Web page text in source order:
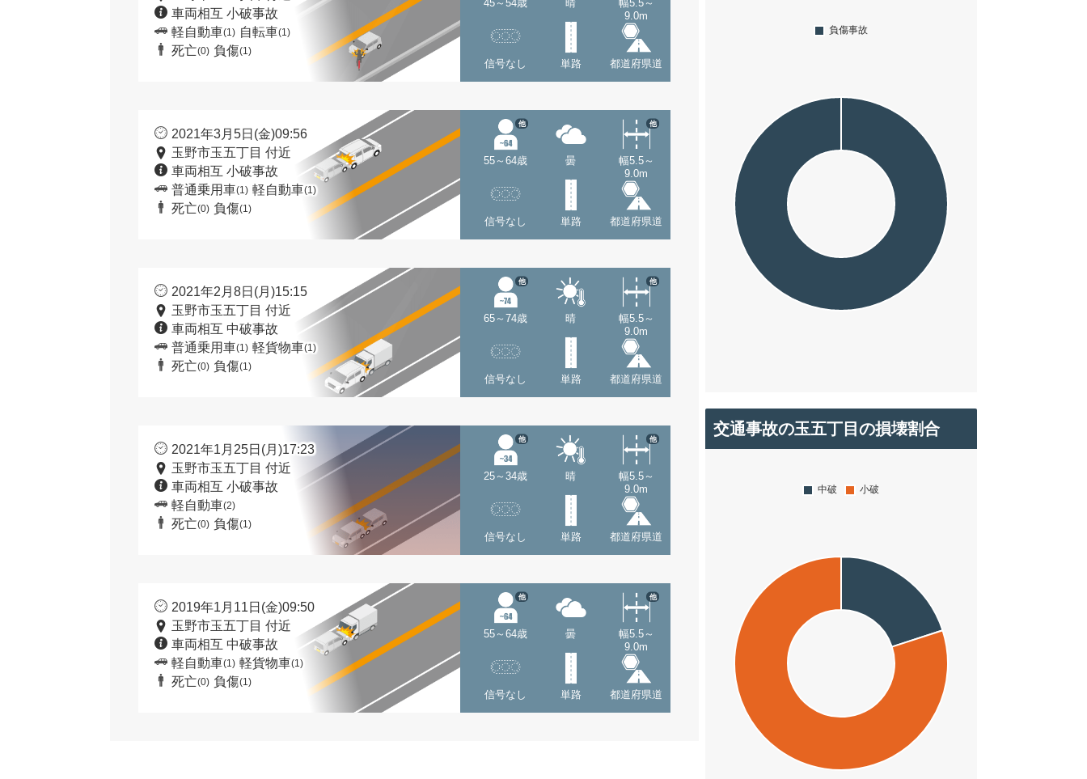
車両相互 小破事故
軽自動車(1) 自転車(1)
死亡(0) 負傷(1)
45～54歳 晴
幅5.5～
9.0m
信号なし 単路 都道府県道
2021年3月5日(金)09:56
玉野市玉五丁目 付近
車両相互 小破事故
普通乗用車(1) 軽自動車(1)
死亡(0) 負傷(1)
55～64歳
他
曇
幅5.5～
9.0m
他
信号なし 単路 都道府県道
2021年2月8日(月)15:15
玉野市玉五丁目 付近
車両相互 中破事故
普通乗用車(1) 軽貨物車(1)
死亡(0) 負傷(1)
65～74歳
他
晴
幅5.5～
9.0m
他
信号なし 単路 都道府県道
2021年1月25日(月)17:23
玉野市玉五丁目 付近
車両相互 小破事故
軽自動車(2)
死亡(0) 負傷(1)
25～34歳
他
晴
幅5.5～
9.0m
他
信号なし 単路 都道府県道
2019年1月11日(金)09:50
玉野市玉五丁目 付近
車両相互 中破事故
軽自動車(1) 軽貨物車(1)
死亡(0) 負傷(1)
55～64歳
他
曇
幅5.5～
9.0m
他
信号なし 単路 都道府県道
交通事故の玉五丁目の損壊割合